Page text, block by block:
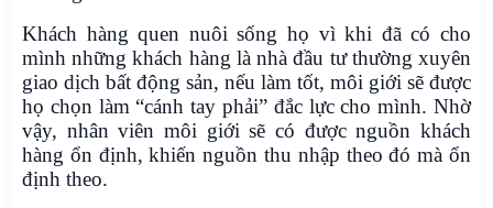
Khách hàng quen nuôi sống họ vì khi đã có cho
mình những khách hàng là nhà đầu tư thường xuyên
giao dịch bất động sản, nếu làm tốt, môi giới sẽ được
họ chọn làm “cánh tay phải” đắc lực cho mình. Nhờ
vậy, nhân viên môi giới sẽ có được nguồn khách
hàng ổn định, khiến nguồn thu nhập theo đó mà ổn
định theo.